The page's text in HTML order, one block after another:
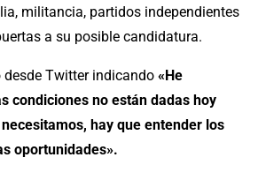
militancia, partidos independientes
a su posible candidatura.
desde Twitter indicando «He
condiciones no están dadas hoy
hay que entender los
oportunidades».